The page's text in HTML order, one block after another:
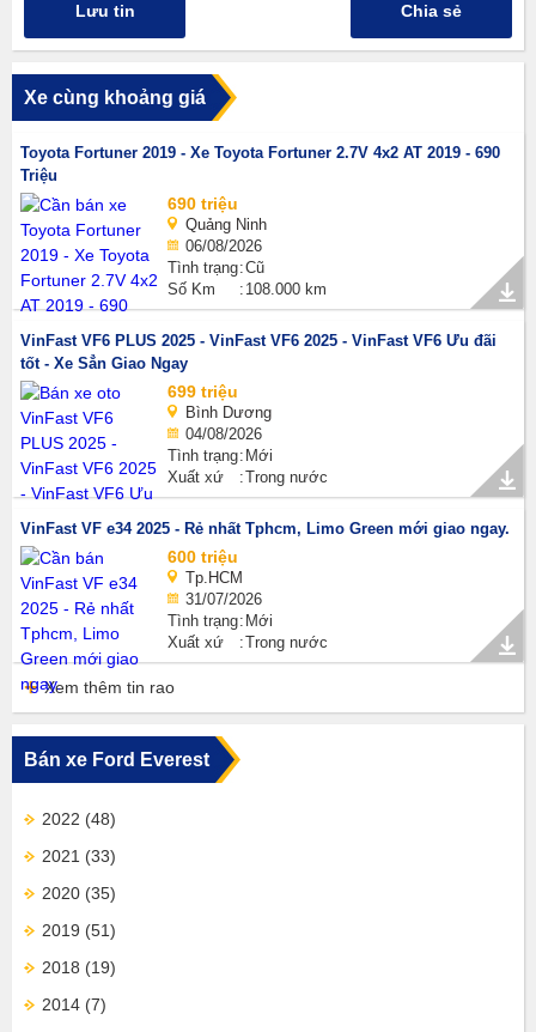
Lưu tin Chia sẻ
Xe cùng khoảng giá
Toyota Fortuner 2019 - Xe Toyota Fortuner 2.7V 4x2 AT 2019 - 690
Triệu
690 triệu
Quảng Ninh
06/08/2026
Tình trạng Cũ
Số Km
108.000 km
VinFast VF6 PLUS 2025 - VinFast VF6 2025 - VinFast VF6 Ưu đãi
tốt - Xe Sẳn Giao Ngay
699 triệu
Bình Dương
04/08/2026
Tình trạng Mới
Xuất xứ
Trong nước
VinFast VF e34 2025 - Rẻ nhất Tphcm, Limo Green mới giao ngay.
600 triệu
Tp.HCM
31/07/2026
Tình trạng Mới
Xuất xứ
Trong nước
Xem thêm tin rao
Bán xe Ford Everest
2022 (48)
2021 (33)
2020 (35)
2019 (51)
2018 (19)
2014 (7)